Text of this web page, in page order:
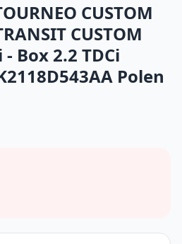
CUSTOM
CUSTOM
Box 2.2 TDCi
Polen